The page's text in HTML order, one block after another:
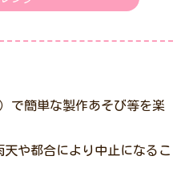
で簡単な製作あそび等を楽
や都合により中止になるこ